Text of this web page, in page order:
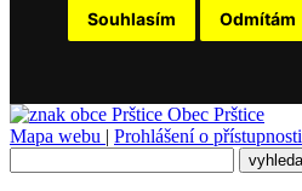
Souhlasím Odmítám
Obec Prštice
Mapa webu | Prohlášení o přístupnosti